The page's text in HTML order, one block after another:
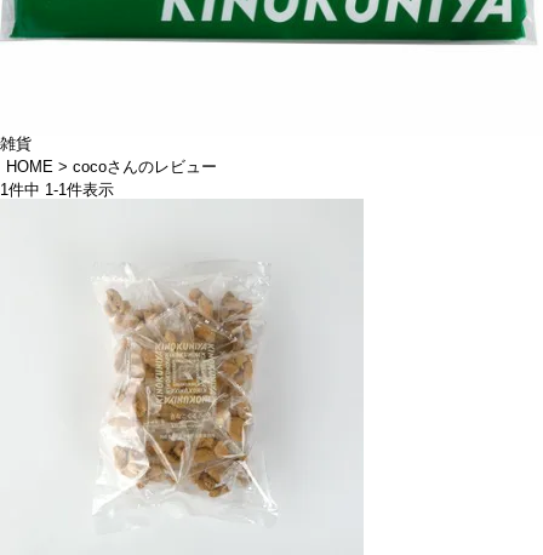
雑貨
HOME
cocoさんのレビュー
1件中 1-1件表示